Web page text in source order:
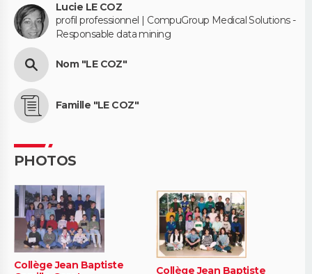
Lucie LE COZ
profil professionnel | CompuGroup Medical Solutions -
Responsable data mining
Nom "LE COZ"
Famille "LE COZ"
PHOTOS
Collège Jean Baptiste
Collège Jean Baptiste